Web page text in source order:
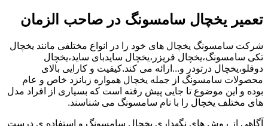
تعمیر یخچال سامسونگ در صاحب الزمان
شرکت سامسونگ یخچال های خود را در انواع مختلفی مانند یخچال
تکی سامسونگ،یخچال فریزر،یخچال سایدبای ساید،یخچال
دوقلو،یخچال درتودر و...ارائه می کند.کیفیت و کارایی بالای
محصولات سامسونگ از جمله یخچال همواره زبانزد خاص و عام
بوده و این موضوع تا جایی پیش رفته است که بسیاری از افراد مدل
های مختلف یخچال را با نام سامسونگ می شناسند.
آگاهی از روش های نگهداری یخچال سامسونگ و استفاده ی درست